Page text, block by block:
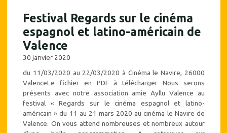
Festival Regards sur le cinéma
espagnol et latino-américain de
Valence
30 janvier 2020
du 11/03/2020 au 22/03/2020 à Cinéma le Navire, 26000
ValenceLe fichier en PDF à télécharger Nous serons
présents avec notre association amie Ayllu Valence au
festival « Regards sur le cinéma espagnol et latino-
américain » du 11 au 21 mars 2020 au cinéma le Navire de
Valence. On vous attend nombreuses et nombreux autour